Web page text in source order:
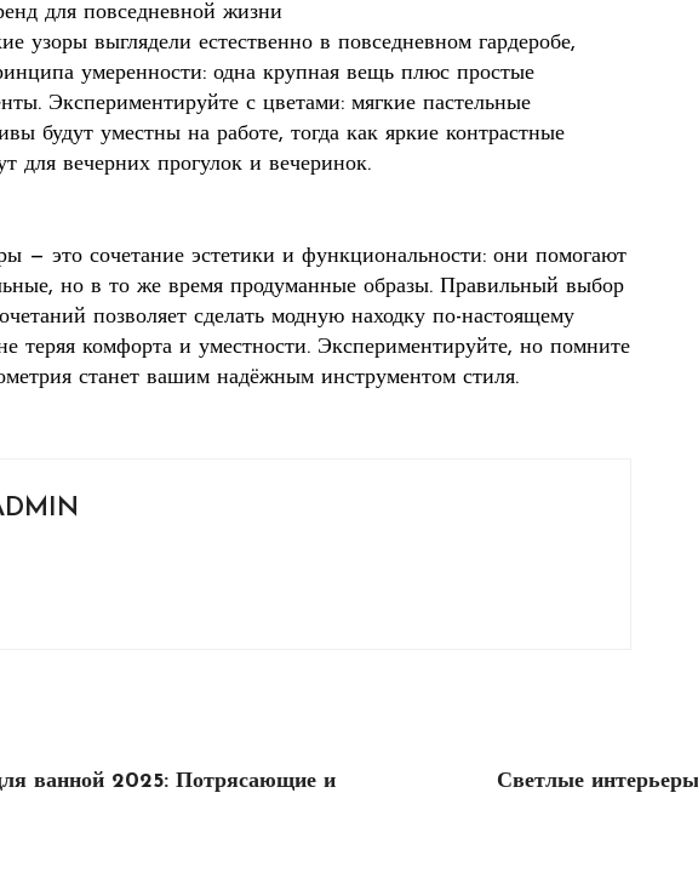
для повседневной жизни
узоры выглядели естественно в повседневном гардеробе,
умеренности: одна крупная вещь плюс простые
Экспериментируйте с цветами: мягкие пастельные
будут уместны на работе, тогда как яркие контрастные
для вечерних прогулок и вечеринок.
— это сочетание эстетики и функциональности: они помогают
но в то же время продуманные образы. Правильный выбор
позволяет сделать модную находку по-настоящему
теряя комфорта и уместности. Экспериментируйте, но помните
станет вашим надёжным инструментом стиля.
ванной 2025: Потрясающие и
Светлые